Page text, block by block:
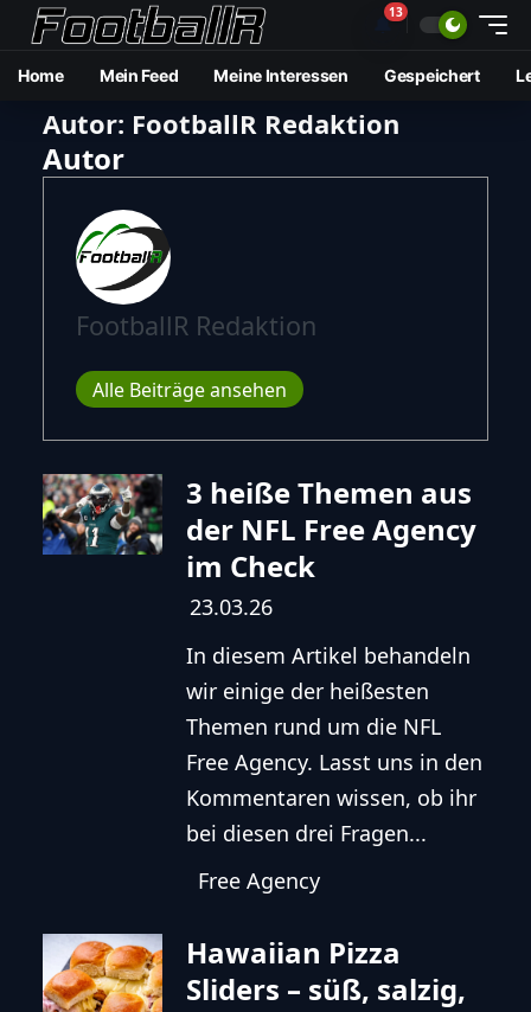
🔔13
Home Mein Feed Meine Interessen Gespeichert
Autor: FootballR Redaktion
Autor
FootballR Redaktion
Alle Beiträge ansehen
3 heiße Themen aus
der NFL Free Agency
im Check
23.03.26
In diesem Artikel behandeln
wir einige der heißesten
Themen rund um die NFL
Free Agency. Lasst uns in den
Kommentaren wissen, ob ihr
bei diesen drei Fragen...
Free Agency
Hawaiian Pizza
Sliders – süß, salzig,